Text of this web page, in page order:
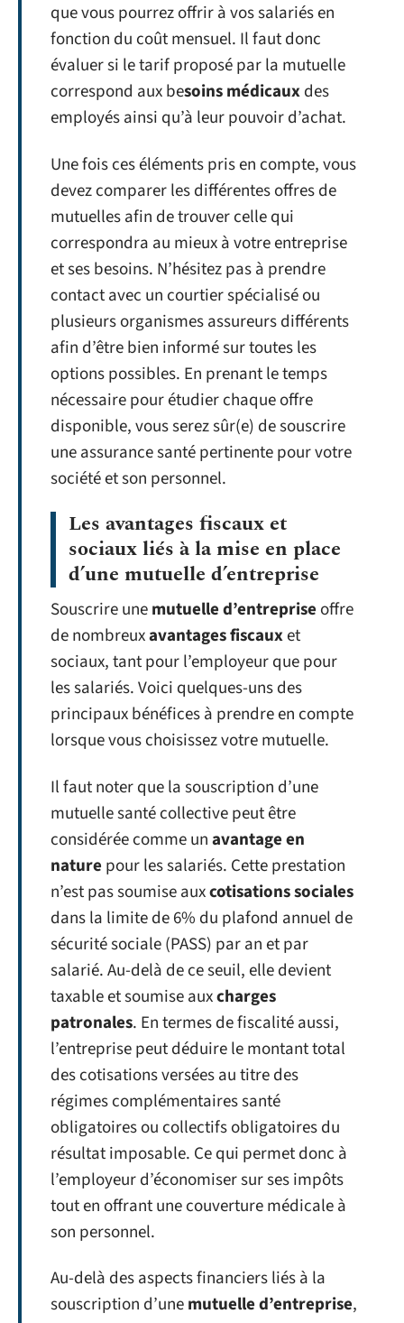
que vous pourrez offrir à vos salariés en
fonction du coût mensuel. Il faut donc
évaluer si le tarif proposé par la mutuelle
correspond aux besoins médicauxdes
employés ainsi qu’à leur pouvoir d’achat.
Une fois ces éléments pris en compte, vous
devez comparer les différentes offres de
mutuelles afin de trouver celle qui
correspondra au mieux à votre entreprise
et ses besoins. N’hésitez pas à prendre
contact avec un courtier spécialisé ou
plusieurs organismes assureurs différents
afin d’être bien informé sur toutes les
options possibles. En prenant le temps
nécessaire pour étudier chaque offre
disponible, vous serez sûr(e) de souscrire
une assurance santé pertinente pour votre
société et son personnel.
Les avantages fiscaux et
sociaux liés à la mise en place
d’une mutuelle d’entreprise
Souscrire unemutuelle d’entreprise offre
de nombreuxavantages fiscauxet
sociaux, tant pour l’employeur que pour
les salariés. Voici quelques-uns des
principaux bénéfices à prendre en compte
lorsque vous choisissez votre mutuelle.
Il faut noter que la souscription d’une
mutuelle santé collective peut être
considérée comme unavantage en
nature pour les salariés. Cette prestation
n’est pas soumise auxcotisations sociales
dans la limite de 6% du plafond annuel de
sécurité sociale (PASS) par an et par
salarié. Au-delà de ce seuil, elle devient
taxable et soumise auxcharges
patronales. En termes de fiscalité aussi,
l’entreprise peut déduire le montant total
des cotisations versées au titre des
régimes complémentaires santé
obligatoires ou collectifs obligatoires du
résultat imposable. Ce qui permet donc à
l’employeur d’économiser sur ses impôts
tout en offrant une couverture médicale à
son personnel.
Au-delà des aspects financiers liés à la
souscription d’unemutuelle d’entreprise,